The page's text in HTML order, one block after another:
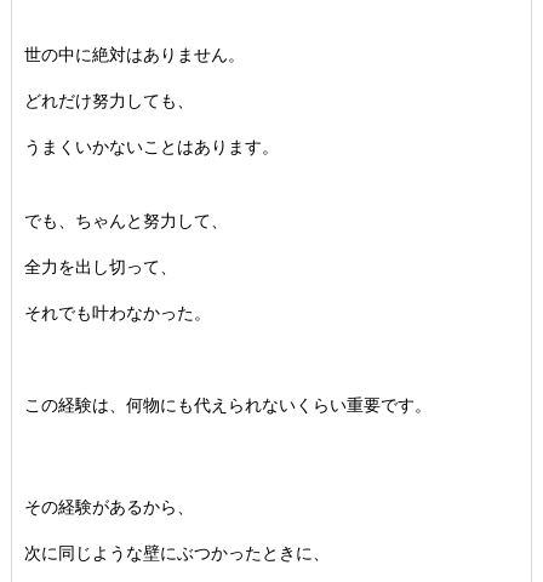
世の中に絶対はありません。
どれだけ努力しても、
うまくいかないことはあります。
でも、ちゃんと努力して、
全力を出し切って、
それでも叶わなかった。
この経験は、 何物にも代えられないくらい重要です。
その経験があるから、
次に同じような壁にぶつかったときに、